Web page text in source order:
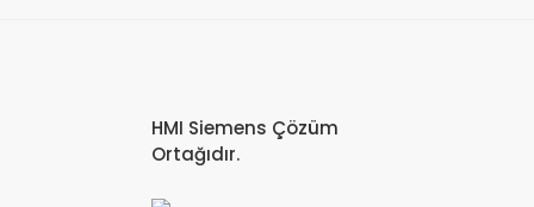
HMI Siemens Çözüm
Ortağıdır.